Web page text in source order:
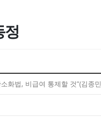
정
화법, 비급여 통제할 것”(김종